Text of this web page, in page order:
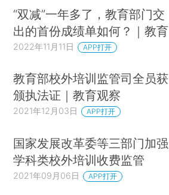
“双减”一年多了，教育部门交
出的首份成绩单如何？｜教育
2022年11月11日 APP打开
教育部校外培训监管司全员获
颁执法证｜教育观察
2021年12月03日 APP打开
国家发展改革委等三部门加强
学科类校外培训收费监管
2021年09月06日 APP打开